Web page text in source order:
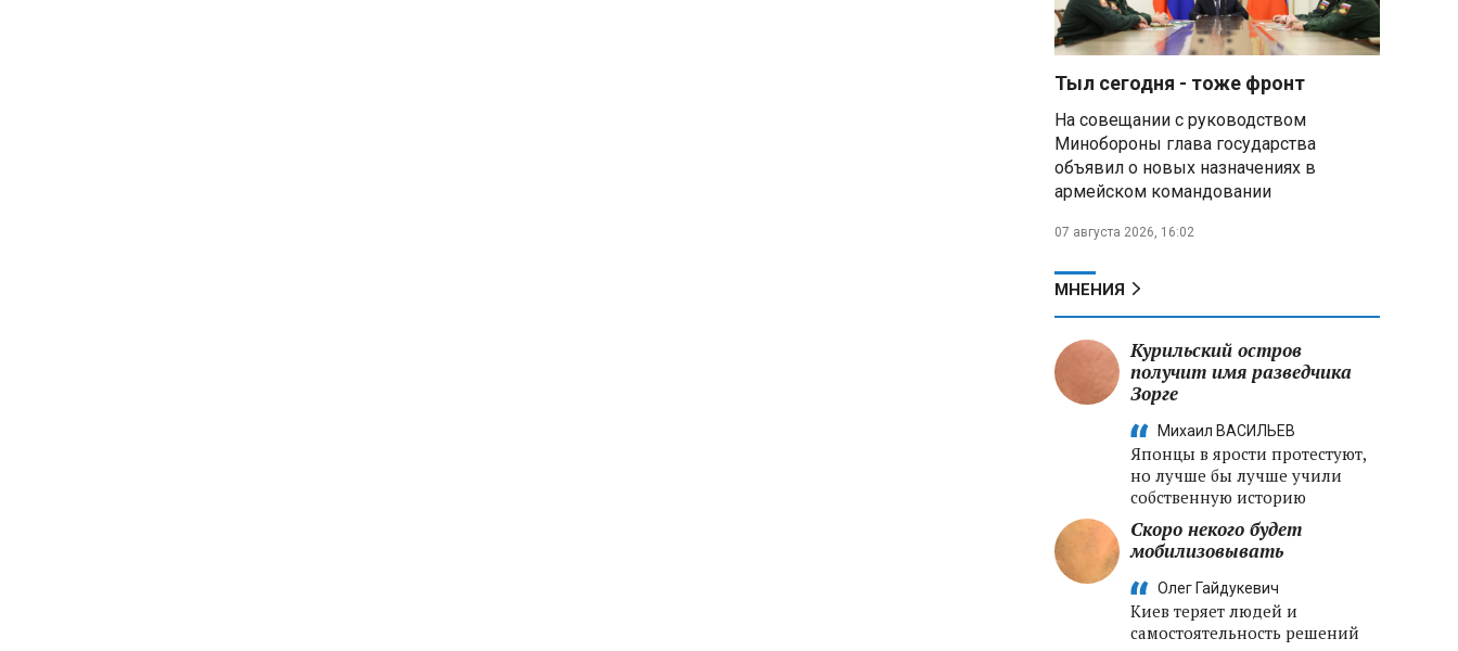
Главы правительств ЕАЭС
подписали три соглашения по
e‑торговле, биржевому рынку и
ученым званиям
Александр Лукашенко:
Хотите «собирать сливки» в
городах — отвечайте и за
отдалённые деревни
Минобороны РФ: установлен
Харьковской области
криптообменников в «Москва-
Сити», через которую
украинские call-центры
Тыл сегодня - тоже фронт
На совещании с руководством
Минобороны глава государства
объявил о новых назначениях в
армейском командовании
07 августа 2026, 16:02
МНЕНИЯ
Курильский остров
получит имя разведчика
Зорге
Михаил ВАСИЛЬЕВ
Японцы в ярости протестуют,
но лучше бы лучше учили
собственную историю
Скоро некого будет
мобилизовывать
Олег Гайдукевич
Киев теряет людей и
самостоятельность решений